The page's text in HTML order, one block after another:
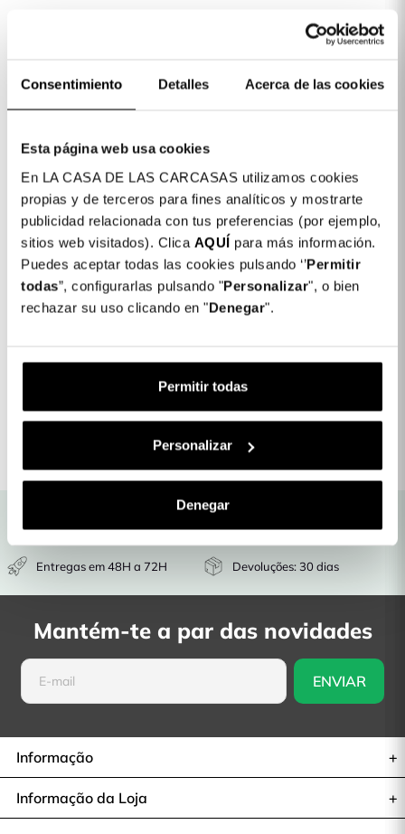
Consentimiento Detalles Acerca de las cookies
Esta página web usa cookies
En LA CASA DE LAS CARCASAS utilizamos cookies
propias y de terceros para fines analíticos y mostrarte
publicidad relacionada con tus preferencias (por ejemplo,
sitios web visitados). Clica AQUÍ para más información.
Puedes aceptar todas las cookies pulsando ‘’Permitir
todas”, configurarlas pulsando "Personalizar", o bien
rechazar su uso clicando en "Denegar".
Permitir todas
Personalizar
Denegar
Detalhes do produto
Cor: Preto
COLORES DISPONIBLES
Preto
Vidro Temperado Completo para Xiaomi
Redmi Note 13 Pro 5G
14,99 €
Comprar agorae receba-aentre em10-08-2026e
11-08-2026 comExpress
Detalhes do produto
lojas físicas
Entregas em 48H a 72H Devoluções: 30 dias
Mantém-te a par das novidades
Informação
Informação da Loja